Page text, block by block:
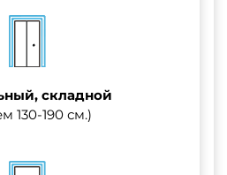
складной
130-190 см.)